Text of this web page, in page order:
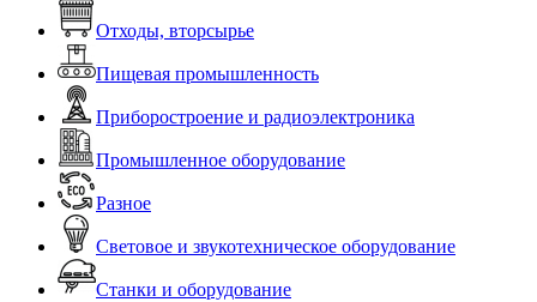
Отходы, вторсырье
Пищевая промышленность
Приборостроение и радиоэлектроника
Промышленное оборудование
Разное
Световое и звукотехническое оборудование
Станки и оборудование